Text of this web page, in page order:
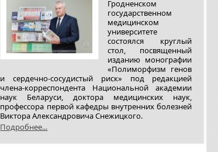
Гродненском
государственном
медицинском
университете
состоялся круглый
стол, посвященный
изданию монографии
«Полиморфизм генов
и сердечно-сосудистый риск» под редакцией
члена‑корреспондента Национальной академии
наук Беларуси, доктора медицинских наук,
профессора первой кафедры внутренних болезней
Виктора Александровича Снежицкого.
Подробнее...